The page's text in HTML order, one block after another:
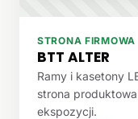
STRONA FIRMOWA
BTT ALTER
Ramy i kasetony
strona
ekspozycji.